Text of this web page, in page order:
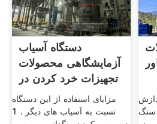
دستگاه آسیاب
آزمایشگاهی محصولات
تجهیزات خرد کردن در
پارس
مزایای استفاده از این دستگاه
نسبت به آسیاب های دیگر . 1
سنگ